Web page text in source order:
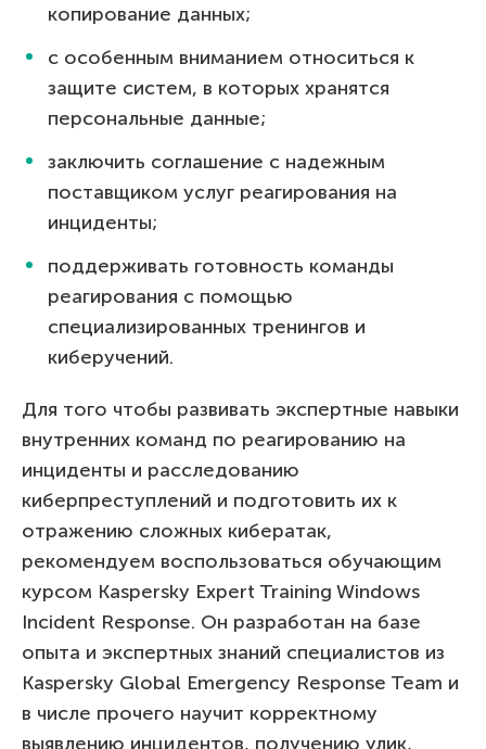
копирование данных;
с особенным вниманием относиться к
защите систем, в которых хранятся
персональные данные;
заключить соглашение с надежным
поставщиком услуг реагирования на
инциденты;
поддерживать готовность команды
реагирования с помощью
специализированных тренингов и
киберучений.
Для того чтобы развивать экспертные навыки
внутренних команд по реагированию на
инциденты и расследованию
киберпреступлений и подготовить их к
отражению сложных кибератак,
рекомендуем воспользоваться обучающим
курсом Kaspersky Expert Training Windows
Incident Response. Он разработан на базе
опыта и экспертных знаний специалистов из
Kaspersky Global Emergency Response Team и
в числе прочего научит корректному
выявлению инцидентов, получению улик,